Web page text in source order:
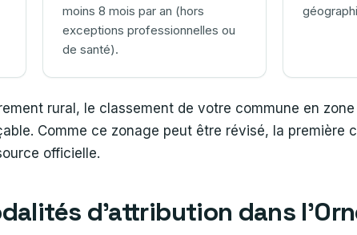
moins 8 mois par an (hors
exceptions professionnelles ou
de santé).
rural, le classement de votre commune en
Comme ce zonage peut être révisé, la
officielle.
d’attribution dans